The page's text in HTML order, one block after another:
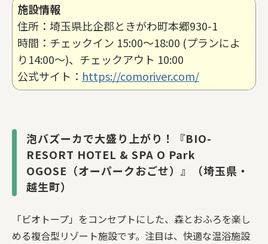
施設情報
住所：埼玉県比企郡ときがわ町本郷930-1
時間：チェックイン 15:00〜18:00 (プランによ
り14:00〜)、チェックアウト 10:00
公式サイト： https://comoriver.com/
泡バズーカで大盛り上がり！『BIO-
RESORT HOTEL & SPA O Park
OGOSE（オーパークおごせ）』（埼玉県・
越生町）
「ビオトープ」をコンセプトにした、森とおふろを楽し
める複合型リゾート施設です。注目は、快適な温浴施設